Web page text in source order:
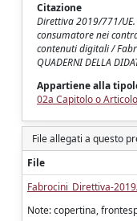
Citazione
Direttiva 2019/771/
consumatore nei
contenuti digitali /
QUADERNI DELLA
Appartiene alla
02a Capitolo o Articolo
File allegati a questo
File
Fabrocini_Direttiva-
Note: copertina,